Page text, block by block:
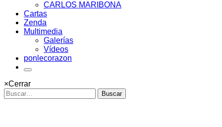
CARLOS MARIBONA
Cartas
Zenda
Multimedia
Galerías
Vídeos
ponlecorazon
×Cerrar
Buscar